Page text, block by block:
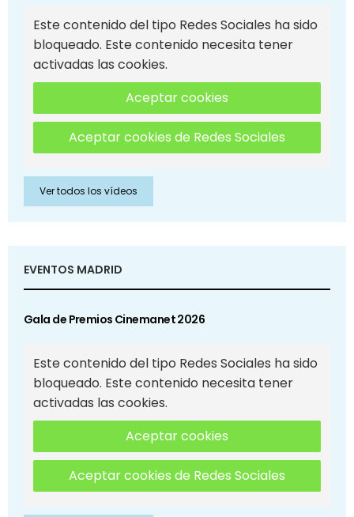
Este contenido del tipo Redes Sociales ha sido
bloqueado. Este contenido necesita tener
activadas las cookies.
Aceptar cookies
Aceptar cookies de Redes Sociales
Ver todos los vídeos
EVENTOS MADRID
Gala de Premios Cinemanet 2026
Este contenido del tipo Redes Sociales ha sido
bloqueado. Este contenido necesita tener
activadas las cookies.
Aceptar cookies
Aceptar cookies de Redes Sociales